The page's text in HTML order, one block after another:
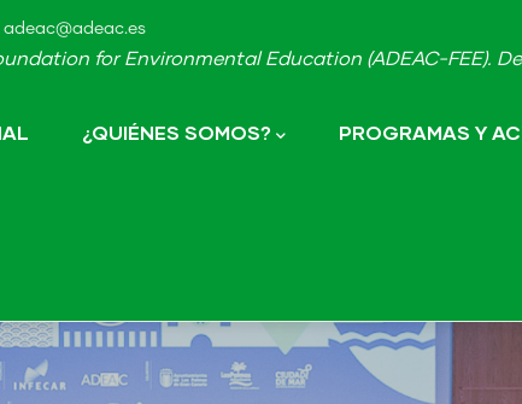
adeac@adeac.es
for Environmental Education (ADEAC-FEE).
¿QUIÉNES SOMOS? PROGRAMAS Y